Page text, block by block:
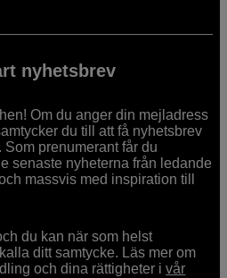
nyhetsbrev
Om du anger din mejladress
du till att få nyhetsbrev
prenumerant får du
senaste nyheterna från ledande
massvis med inspiration till
du kan när som helst
ditt samtycke. Läs mer om
och dina rättigheter ivår